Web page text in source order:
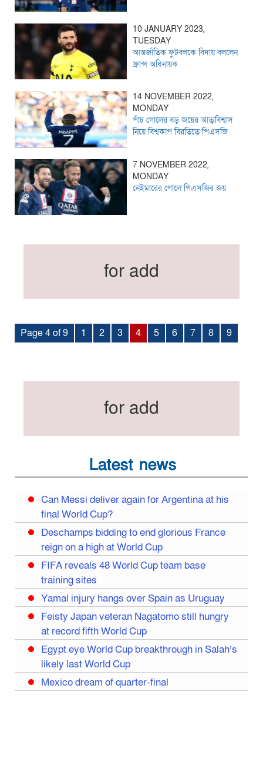
10 JANUARY 2023,
TUESDAY
আন্তর্জাতিক ফুটবলকে বিদায় বললেন
ফ্রান্স অধিনায়ক
14 NOVEMBER 2022,
MONDAY
পাঁচ গোলের বড় জয়ের আত্মবিশ্বাস
নিয়ে বিশ্বকাপ বিরতিতে পিএসজি
7 NOVEMBER 2022,
MONDAY
নেইমারের গোলে পিএসজির জয়
for add
Page 4 of 9 1 2 3 4 5 6 7 8 9
for add
Latest news
Can Messi deliver again for Argentina at his
final World Cup?
Deschamps bidding to end glorious France
reign on a high at World Cup
FIFA reveals 48 World Cup team base
training sites
Yamal injury hangs over Spain as Uruguay
Feisty Japan veteran Nagatomo still hungry
at record fifth World Cup
Egypt eye World Cup breakthrough in Salah’s
likely last World Cup
Mexico dream of quarter-final